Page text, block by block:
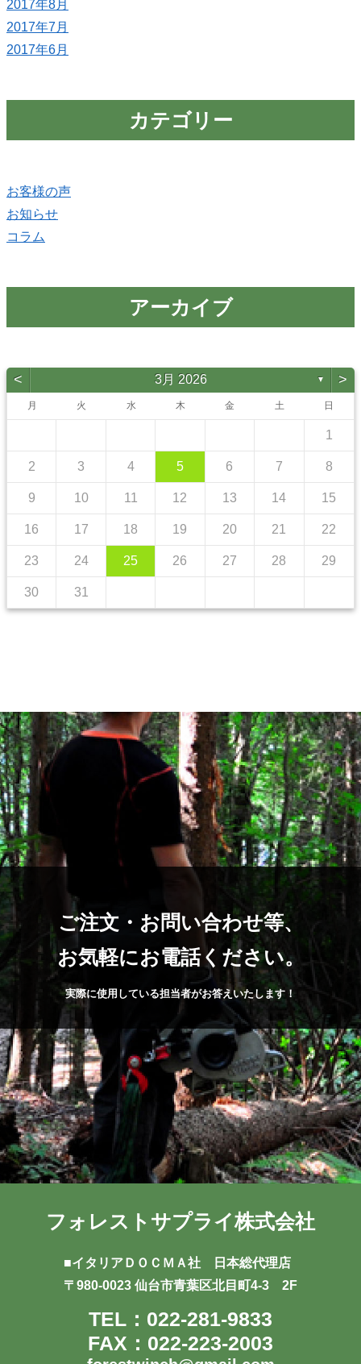
2017年8月
2017年7月
2017年6月
カテゴリー
お客様の声
お知らせ
コラム
アーカイブ
< 3月 2026 ▼ >
月 火 水 木 金 土 日
1
2 3 4 5 6 7 8
9 10 11 12 13 14 15
16 17 18 19 20 21 22
23 24 25 26 27 28 29
30 31
ご注文・お問い合わせ等、
お気軽にお電話ください。
実際に使用している担当者がお答えいたします！
フォレストサプライ株式会社
■イタリアＤＯＣＭＡ社 日本総代理店
〒980-0023 仙台市青葉区北目町4-3 2F
TEL：022-281-9833
FAX：022-223-2003